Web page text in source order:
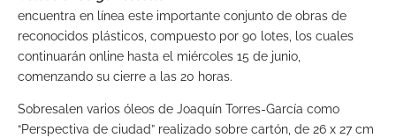
encuentra en línea este importante conjunto de obras de
reconocidos plásticos, compuesto por 90 lotes, los cuales
continuarán online hasta el miércoles 15 de junio,
comenzando su cierre a las 20 horas.
Sobresalen varios óleos de Joaquín Torres-García como
“Perspectiva de ciudad” realizado sobre cartón, de 26 x 27 cm